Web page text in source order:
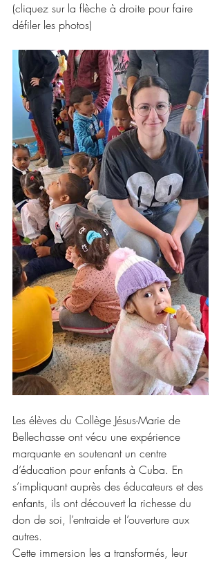
(cliquez sur la flèche à droite pour faire
défiler les photos)
Les élèves du Collège Jésus-Marie de
Bellechasse ont vécu une expérience
marquante en soutenant un centre
d’éducation pour enfants à Cuba. En
s’impliquant auprès des éducateurs et des
enfants, ils ont découvert la richesse du
don de soi, l’entraide et l’ouverture aux
autres.
Cette immersion les a transformés, leur